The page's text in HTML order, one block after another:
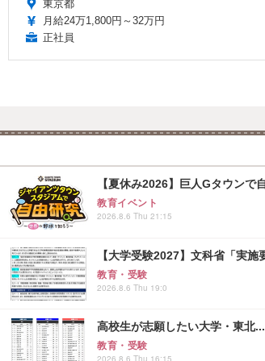
東京都
月給24万1,800円～32万円
正社員
【夏休み2026】巨人Gタウン
教育イベント
2026.8.6 Thu 21:15
【大学受験2027】文科省「実
教育・受験
2026.8.6 Thu 19:0
高校生が志願したい大学・東北
教育・受験